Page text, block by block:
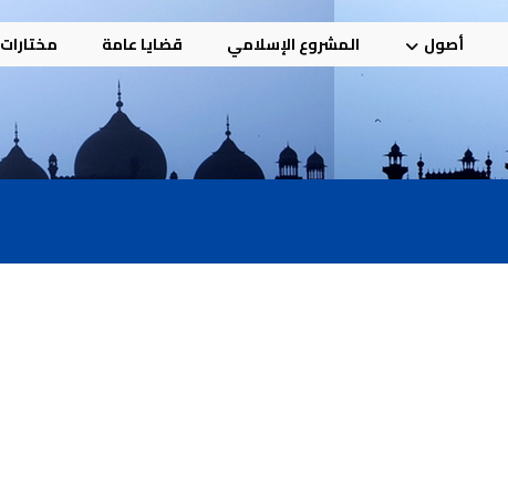
أصول المشروع الإسلامي قضايا عامة مختارات